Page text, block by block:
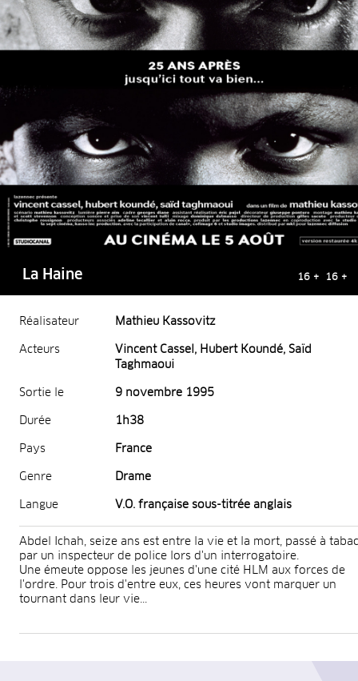
La Haine 16 + 16 +
Réalisateur Mathieu Kassovitz
Acteurs
Vincent Cassel, Hubert Koundé, Saïd
Taghmaoui
Sortie le 9 novembre 1995
Durée 1h38
Pays France
Genre Drame
Langue V.O. française sous-titrée anglais
Abdel Ichah, seize ans est entre la vie et la mort, passé à tabac
par un inspecteur de police lors d'un interrogatoire.
Une émeute oppose les jeunes d'une cité HLM aux forces de
l'ordre. Pour trois d'entre eux, ces heures vont marquer un
tournant dans leur vie...